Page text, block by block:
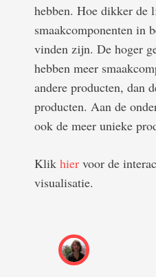
hebben. Hoe dikker de
smaakcomponenten in
vinden zijn. De hoger
hebben meer
andere producten, dan
producten. Aan de
ook de meer unieke
Klik hier voor de
visualisatie.